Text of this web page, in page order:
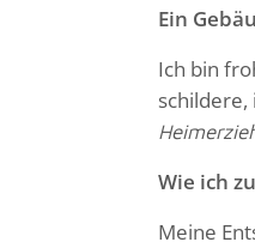
Ein
Ich bin
schildere,
Wie ich
Meine